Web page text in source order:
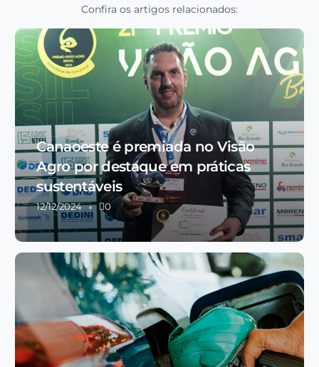
Confira os artigos relacionados:
Canaoeste é premiada no Visão
Agro por destaque em práticas
sustentáveis
12/12/2024 0